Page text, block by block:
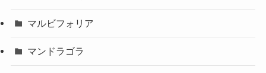
マルビフォリア
マンドラゴラ